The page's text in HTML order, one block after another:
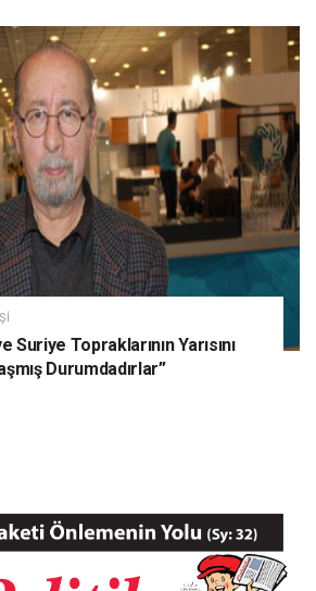
Suriye Topraklarının Yarısını
Durumdadırlar”